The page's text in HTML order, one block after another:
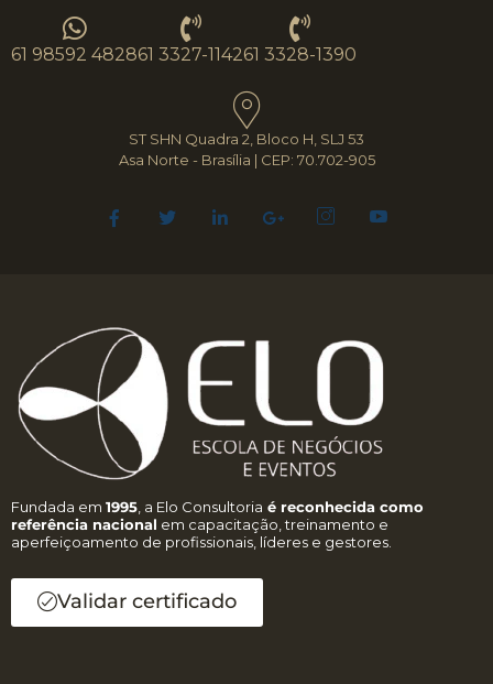
61 98592 482861 3327-114261 3328-1390
ST SHN Quadra 2, Bloco H, SLJ 53
Asa Norte - Brasília | CEP: 70.702-905
Fundada em 1995, a Elo Consultoria é reconhecida como
referência nacional em capacitação, treinamento e
aperfeiçoamento de profissionais, líderes e gestores.
Validar certificado